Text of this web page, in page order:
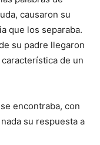
causaron su
que los separaba.
su padre llegaron
de un
encontraba, con
su respuesta a